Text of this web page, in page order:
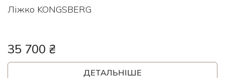
Ліжко KONGSBERG
35 700 ₴
ДЕТАЛЬНІШЕ